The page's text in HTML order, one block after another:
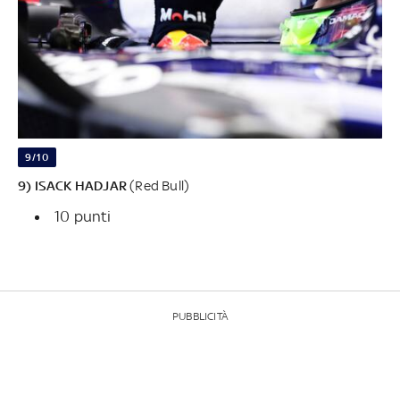
9/10
9) ISACK HADJAR(Red Bull)
10 punti
PUBBLICITÀ